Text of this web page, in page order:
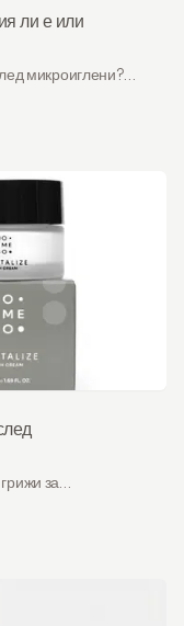
ли е или
микроиглени?
и грешка в
за
да използвате